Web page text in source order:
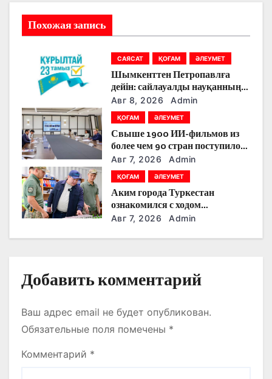
и
я
з
а
п
и
с
я
Похожая запись
САЯСАТ ҚОҒАМ ӘЛЕУМЕТ
Шымкенттен Петропавлға
дейін: сайлауалды науқанның
кезекті күнінде партияларды
қандай тақырыптар
тоғыстырды
Авг 8, 2026 Admin
ҚОҒАМ ӘЛЕУМЕТ
Свыше 1900 ИИ-фильмов из
более чем 90 стран поступило
на Astana AI Film Festival
Авг 7, 2026 Admin
ҚОҒАМ ӘЛЕУМЕТ
Аким города Туркестан
ознакомился с ходом
строительства военного
Авг 7, 2026 Admin
Добавить комментарий
Ваш адрес email не будет опубликован.
Обязательные поля помечены *
Комментарий *